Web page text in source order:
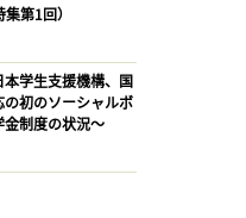
第1回）
本学生支援機構、国
初のソーシャルボ
制度の状況〜